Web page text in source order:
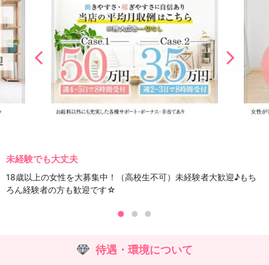
未経験でも大丈夫
18歳以上の女性を大募集中！（高校生不可）未経験者大歓迎♪もち
ろん経験者の方も歓迎です☆
待遇・環境について